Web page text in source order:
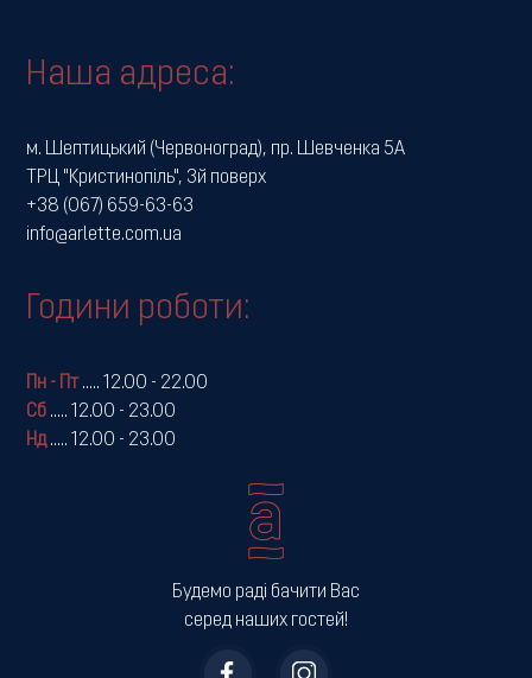
Наша адреса:
м. Шептицький (Червоноград), пр. Шевченка 5А
ТРЦ "Кристинопіль", 3й поверх
+38 (067) 659-63-63
info@arlette.com.ua
Будемо раді бачити Вас
серед наших гостей!
Години роботи:
Пн - Пт.....12.00 - 22.00
Сб .....12.00 - 23.00
Нд.....12.00 - 23.00